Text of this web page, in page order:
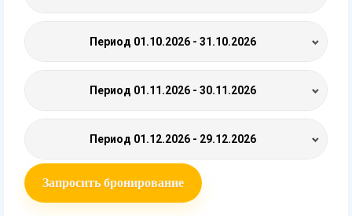
Период 01.10.2026 - 31.10.2026
Период 01.11.2026 - 30.11.2026
Период 01.12.2026 - 29.12.2026
Запросить бронирование